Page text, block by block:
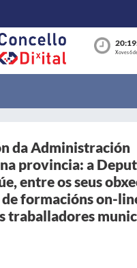
Xoves 6
da Administración
provincia: a
entre os seus
formacións on-
traballadores